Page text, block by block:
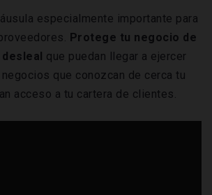
especialmente importante para
Protege tu negocio de
que puedan llegar a ejercer
que conozcan de cerca tu
acceso a tu cartera de clientes.